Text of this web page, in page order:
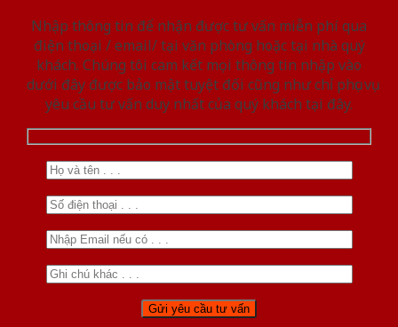
Nhập thông tin để nhận được tư vấn miễn phí qua
điện thoại / email/ tại văn phòng hoặc tại nhà quý
khách. Chúng tôi cam kết mọi thông tin nhập vào
dưới đây được bảo mật tuyệt đối cũng như chỉ phục vụ
yêu cầu tư vấn duy nhất của quý khách tại đây.